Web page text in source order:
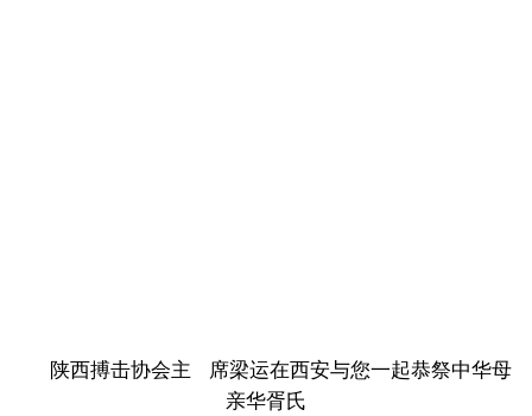
陕西搏击协会主 席梁运在西安与您一起恭祭中华母
亲华胥氏